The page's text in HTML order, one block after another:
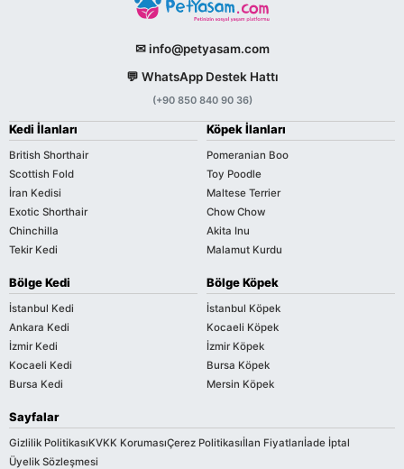
✉ info@petyasam.com
💬 WhatsApp Destek Hattı
(+90 850 840 90 36)
Kedi İlanları
British Shorthair
Scottish Fold
İran Kedisi
Exotic Shorthair
Chinchilla
Tekir Kedi
Köpek İlanları
Pomeranian Boo
Toy Poodle
Maltese Terrier
Chow Chow
Akita Inu
Malamut Kurdu
Bölge Kedi
İstanbul Kedi
Ankara Kedi
İzmir Kedi
Kocaeli Kedi
Bursa Kedi
Bölge Köpek
İstanbul Köpek
Kocaeli Köpek
İzmir Köpek
Bursa Köpek
Mersin Köpek
Sayfalar
Gizlilik PolitikasıKVKK KorumasıÇerez Politikasıİlan Fiyatlarıİade İptal
Üyelik Sözleşmesi